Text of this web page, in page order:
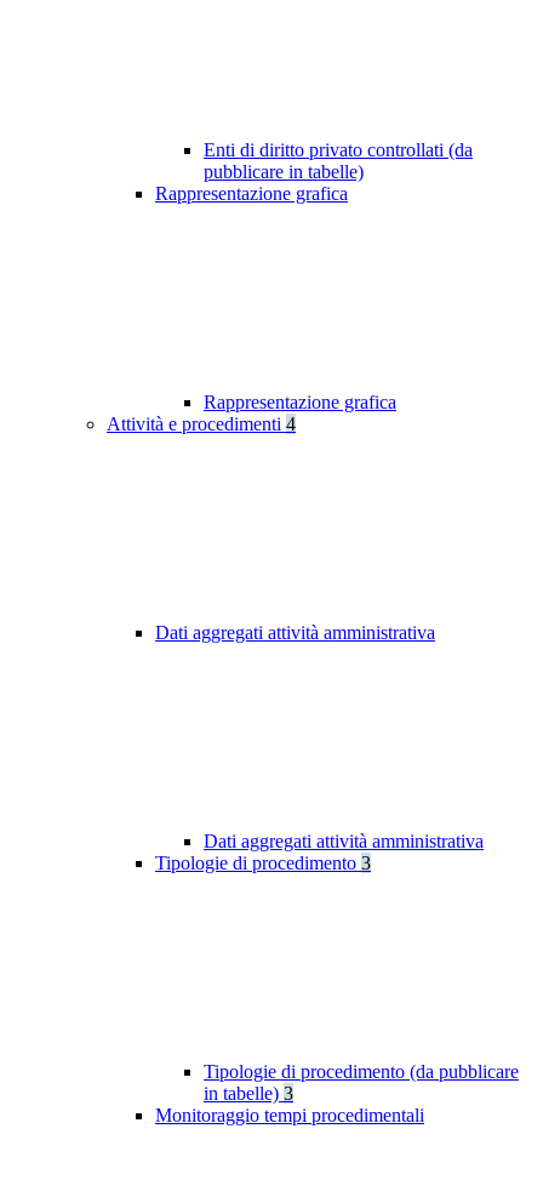
Enti di diritto privato controllati (da
pubblicare in tabelle)
Rappresentazione grafica
Rappresentazione grafica
Attività e procedimenti 4
Dati aggregati attività amministrativa
Dati aggregati attività amministrativa
Tipologie di procedimento 3
Tipologie di procedimento (da pubblicare
in tabelle) 3
Monitoraggio tempi procedimentali